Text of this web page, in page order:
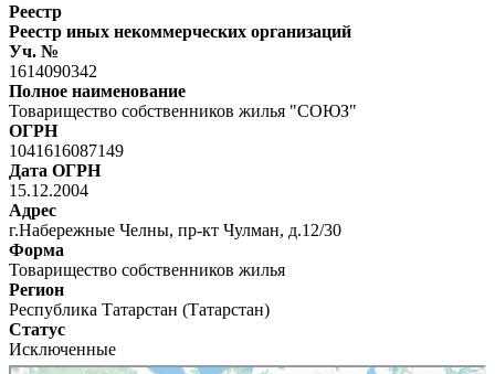
Реестр
Реестр иных некоммерческих организаций
Уч. №
1614090342
Полное наименование
Товарищество собственников жилья "СОЮЗ"
ОГРН
1041616087149
Дата ОГРН
15.12.2004
Адрес
г.Набережные Челны, пр-кт Чулман, д.12/30
Форма
Товарищество собственников жилья
Регион
Республика Татарстан (Татарстан)
Статус
Исключенные